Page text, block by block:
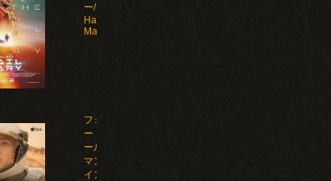
ー/Project
Hail
Mary(2026)
フォ
ー・オ
ール・
マンカ
イン